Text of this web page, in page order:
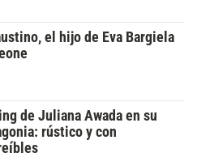
el hijo de Eva Bargiela
de Juliana Awada en su
rústico y con